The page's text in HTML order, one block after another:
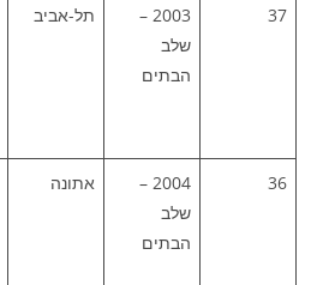
37
2003 –
שלב
הבתים
תל-אביב
36
2004 –
שלב
הבתים
אתונה